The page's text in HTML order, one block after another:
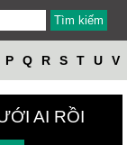
P Q R S T U V
AI RỒI